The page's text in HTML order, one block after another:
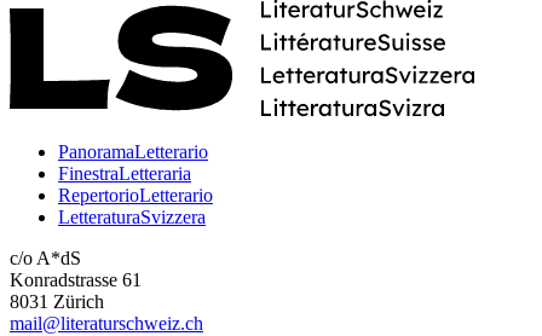
PanoramaLetterario
FinestraLetteraria
RepertorioLetterario
LetteraturaSvizzera
c/o A*dS
Konradstrasse 61
8031 Zürich
mail@literaturschweiz.ch